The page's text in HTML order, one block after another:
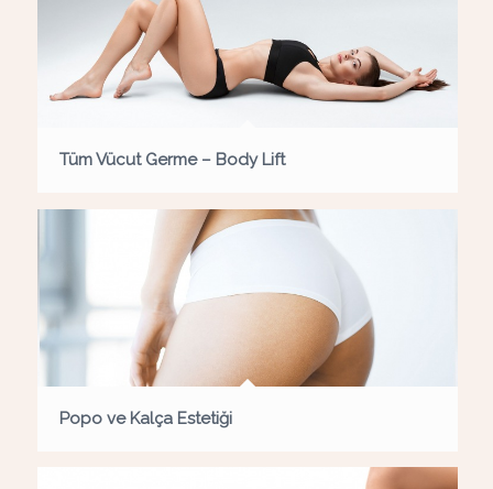
Tüm Vücut Germe – Body Lift
Popo ve Kalça Estetiği